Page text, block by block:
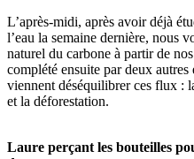
L’après-midi, après avoir déjà
l’eau la semaine dernière, nous
naturel du carbone à partir de
complété ensuite par deux
viennent déséquilibrer ces flux :
et la déforestation.
Laure perçant les bouteilles